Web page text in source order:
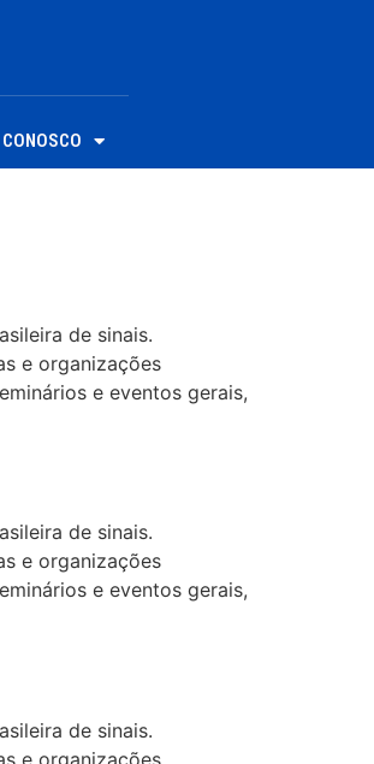
de sinais.
e organizações
e eventos gerais,
de sinais.
e organizações
e eventos gerais,
de sinais.
e organizações